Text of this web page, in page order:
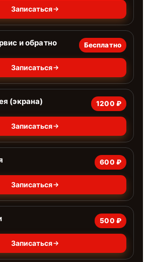
Записаться
и обратно Бесплатно
Записаться
(экрана) 1200 ₽
Записаться
600 ₽
Записаться
500 ₽
Записаться